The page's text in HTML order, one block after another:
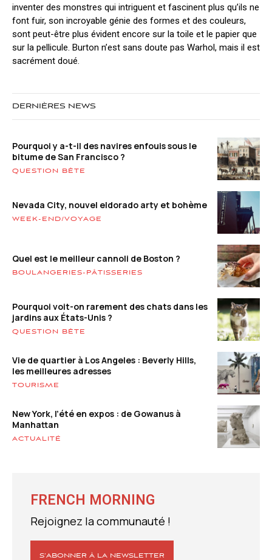
inventer des monstres qui intriguent et fascinent plus qu’ils ne
font fuir, son incroyable génie des formes et des couleurs,
sont peut-être plus évident encore sur la toile et le papier que
sur la pellicule. Burton n’est sans doute pas Warhol, mais il est
sacrément doué.
DERNIÈRES NEWS
Pourquoi y a-t-il des navires enfouis sous le
bitume de San Francisco ?
QUESTION BÊTE
Nevada City, nouvel eldorado arty et bohème
WEEK-END/VOYAGE
Quel est le meilleur cannoli de Boston ?
BOULANGERIES-PÂTISSERIES
Pourquoi voit-on rarement des chats dans les
jardins aux États-Unis ?
QUESTION BÊTE
Vie de quartier à Los Angeles : Beverly Hills,
les meilleures adresses
TOURISME
New York, l’été en expos : de Gowanus à
Manhattan
ACTUALITÉ
FRENCH MORNING
Rejoignez la communauté !
S’ABONNER À LA NEWSLETTER